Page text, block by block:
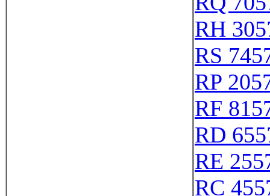
RH
RS
RP
RF
RD
RE
RC